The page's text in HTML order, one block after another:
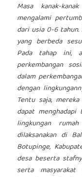
Masa kanak-
mengalami
dari usia 0-6
yang berbeda
Pada tahap ini,
perkembangan
dalam
dengan
Tentu saja,
dapat
lingkungan
dilaksanakan di
Botupinge,
desa beserta
serta